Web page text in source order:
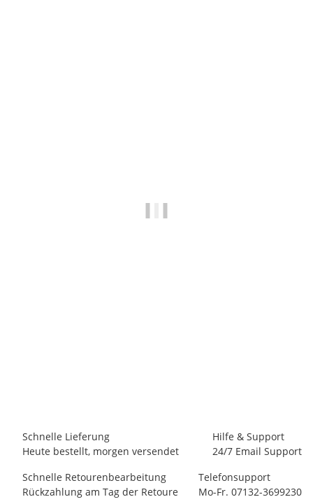
Schnelle Lieferung
Heute bestellt, morgen versendet
Hilfe & Support
24/7 Email Support
Schnelle Retourenbearbeitung
Rückzahlung am Tag der Retoure
Telefonsupport
Mo-Fr. 07132-3699230